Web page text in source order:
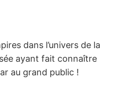
dans l’univers de la
ayant fait connaître
au grand public !